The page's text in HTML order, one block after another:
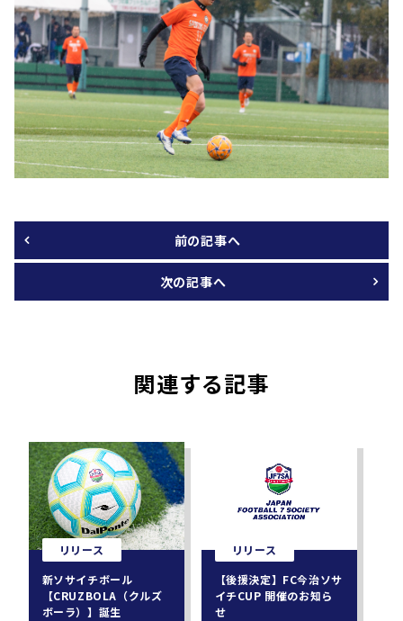
前の記事へ
次の記事へ
関連する記事
リリース
新ソサイチボール
【CRUZBOLA（クルズ
ボーラ）】誕生
リリース
【後援決定】FC今治ソサ
イチCUP 開催のお知ら
せ